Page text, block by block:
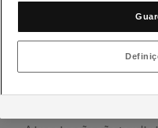
Novo SEAT Leon